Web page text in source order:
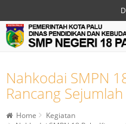
Nahkodai SMPN
Rancang
Home
Kegiatan